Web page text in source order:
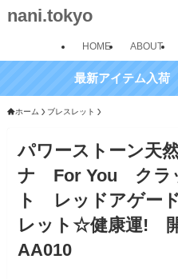
nani.tokyo
HOME ABOUT
最新アイテム入荷
ホーム ブレスレット
パワーストーン天
ナ For You クラ
ト レッドアゲー
レット☆健康運!
AA010